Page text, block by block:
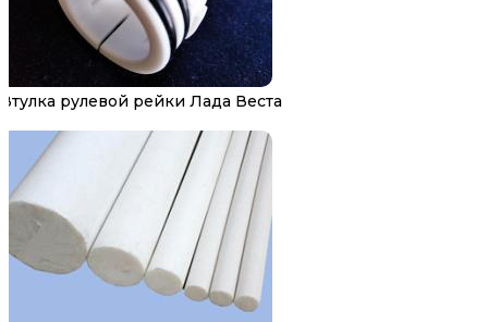
Втулка рулевой рейки Лада Веста